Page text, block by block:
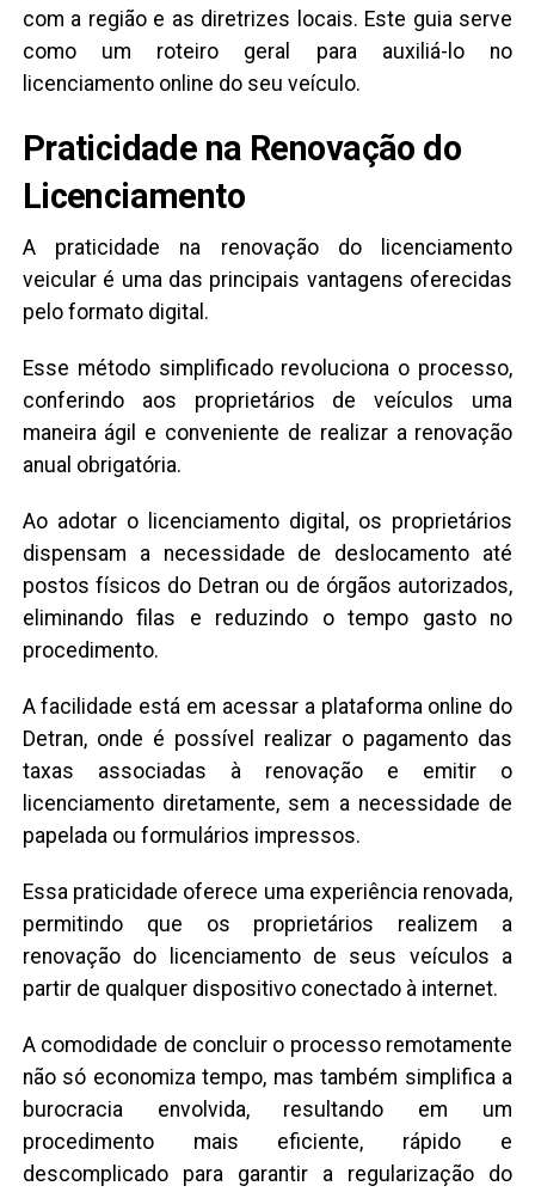
com a região e as diretrizes locais. Este guia serve
como um roteiro geral para auxiliá-lo no
licenciamento online do seu veículo.
Praticidade na Renovação do
Licenciamento
A praticidade na renovação do licenciamento
veicular é uma das principais vantagens oferecidas
pelo formato digital.
Esse método simplificado revoluciona o processo,
conferindo aos proprietários de veículos uma
maneira ágil e conveniente de realizar a renovação
anual obrigatória.
Ao adotar o licenciamento digital, os proprietários
dispensam a necessidade de deslocamento até
postos físicos do Detran ou de órgãos autorizados,
eliminando filas e reduzindo o tempo gasto no
procedimento.
A facilidade está em acessar a plataforma online do
Detran, onde é possível realizar o pagamento das
taxas associadas à renovação e emitir o
licenciamento diretamente, sem a necessidade de
papelada ou formulários impressos.
Essa praticidade oferece uma experiência renovada,
permitindo que os proprietários realizem a
renovação do licenciamento de seus veículos a
partir de qualquer dispositivo conectado à internet.
A comodidade de concluir o processo remotamente
não só economiza tempo, mas também simplifica a
burocracia envolvida, resultando em um
procedimento mais eficiente, rápido e
descomplicado para garantir a regularização do